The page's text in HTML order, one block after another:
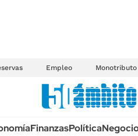
Empleo Monotributo
TECNOLOGÍA
FinanzasPolítica